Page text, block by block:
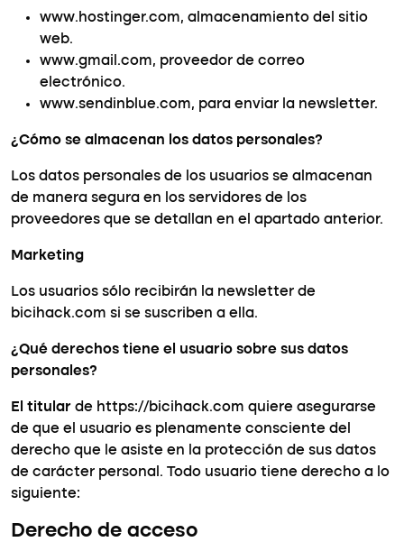
www.hostinger.com, almacenamiento del sitio
web.
www.gmail.com, proveedor de correo
electrónico.
www.sendinblue.com, para enviar la newsletter.
¿Cómo se almacenan los datos personales?
Los datos personales de los usuarios se almacenan
de manera segura en los servidores de los
proveedores que se detallan en el apartado anterior.
Marketing
Los usuarios sólo recibirán la newsletter de
bicihack.com si se suscriben a ella.
¿Qué derechos tiene el usuario sobre sus datos
personales?
El titular de https://bicihack.com quiere asegurarse
de que el usuario es plenamente consciente del
derecho que le asiste en la protección de sus datos
de carácter personal. Todo usuario tiene derecho a lo
siguiente:
Derecho de acceso